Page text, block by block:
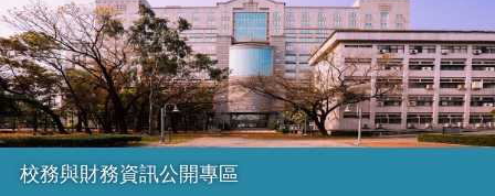
容
區
校務與財務資訊公開專區